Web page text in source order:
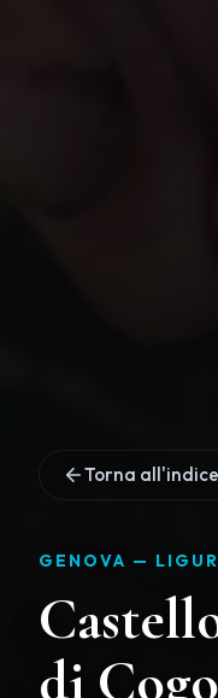
Torna all'indice
GENOVA —
di